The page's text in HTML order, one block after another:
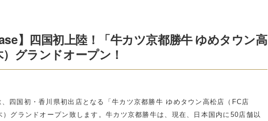
】四国初上陸！「牛カツ京都勝牛 ゆめタウン高
グランドオープン！
、四国初・香川県初出店となる「牛カツ京都勝牛 ゆめタウン高松店（FC店
グランドオープン致します。牛カツ京都勝牛は、現在、日本国内に50店舗以